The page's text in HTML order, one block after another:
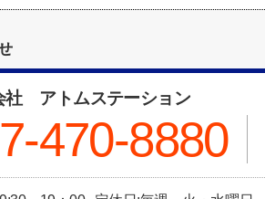
社 アトムステーション
470-8880